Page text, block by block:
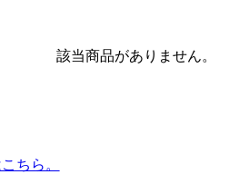
該当商品がありません。
ちら。